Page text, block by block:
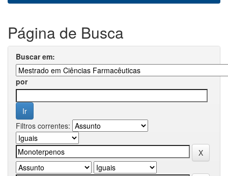
Página de Busca
Buscar em:
por
Filtros correntes: